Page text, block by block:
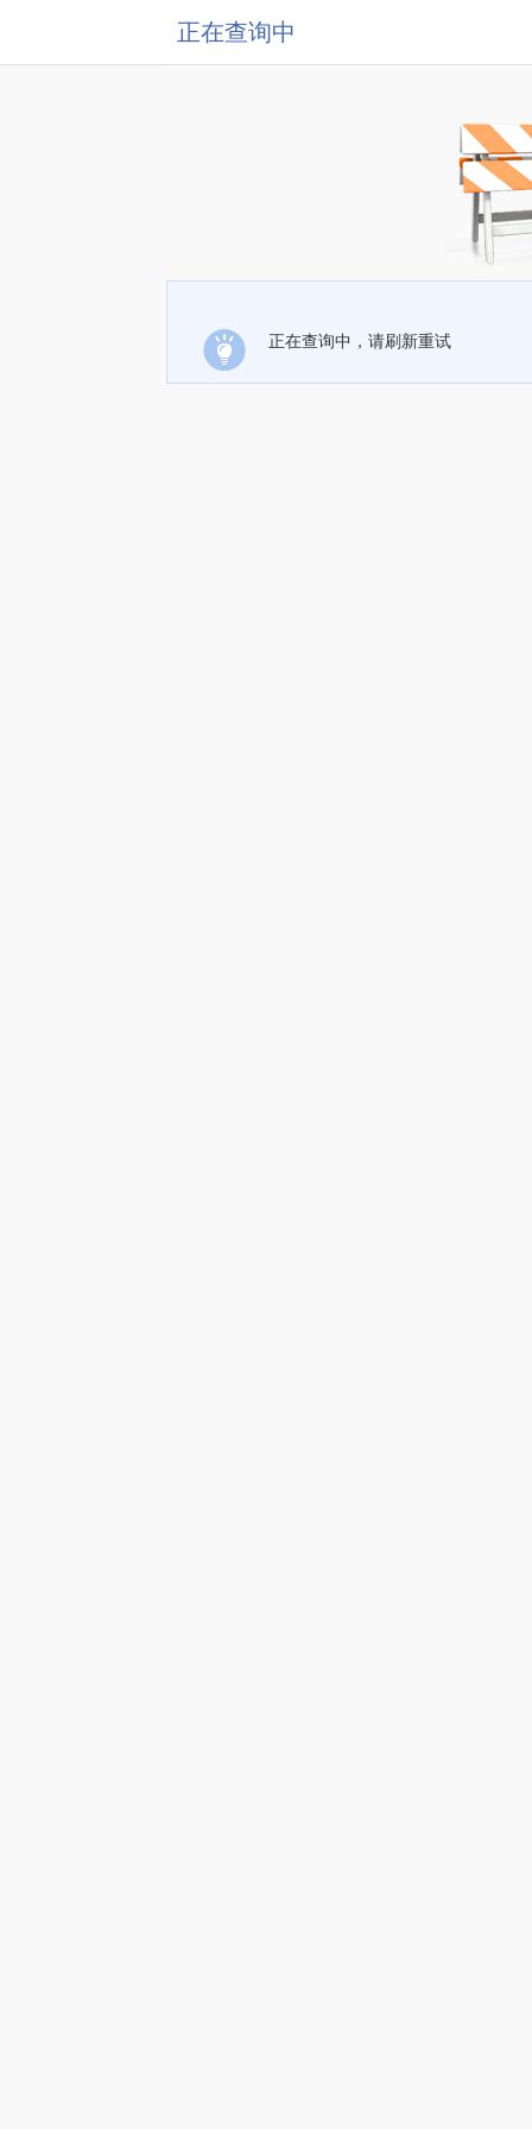
正在查询中
正在查询中，请刷新重试